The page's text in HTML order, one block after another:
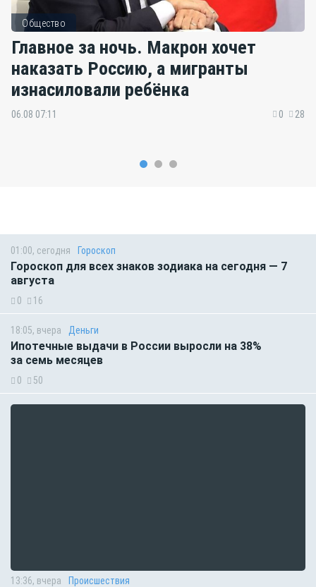
Общество
Главное за ночь. Макрон хочет
наказать Россию, а мигранты
изнасиловали ребёнка
06.08 07:11 0 28
01:00, сегодня Гороскоп
Гороскоп для всех знаков зодиака на сегодня — 7
августа
0 16
18:05, вчера Деньги
Ипотечные выдачи в России выросли на 38%
за семь месяцев
0 50
13:36, вчера Происшествия